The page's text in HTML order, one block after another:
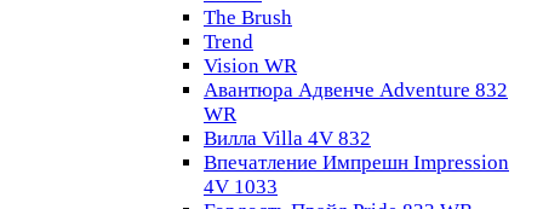
The Brush
Trend
Vision WR
Авантюра Адвенче Adventure 832
WR
Вилла Villa 4V 832
Впечатление Импрешн Impression
4V 1033